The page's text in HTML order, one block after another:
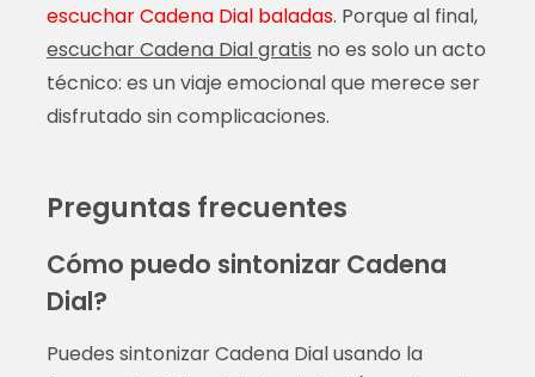
escuchar Cadena Dial baladas. Porque al final,
escuchar Cadena Dial gratis no es solo un acto
técnico: es un viaje emocional que merece ser
disfrutado sin complicaciones.
Preguntas frecuentes
Cómo puedo sintonizar Cadena
Dial?
Puedes sintonizar Cadena Dial usando la